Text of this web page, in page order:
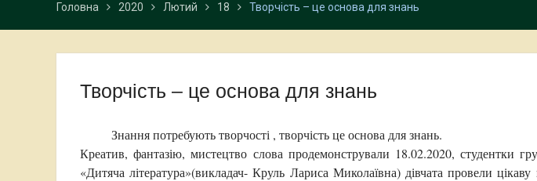
Головна 2020 Лютий 18 Творчість – це основа для знань
Творчість – це основа для знань
Знання потребують творчості , творчість це основа для знань.
Креатив, фантазію, мистецтво слова продемонстрували 18.02.2020, студентки
«Дитяча література»(викладач- Круль Лариса Миколаївна) дівчата провели